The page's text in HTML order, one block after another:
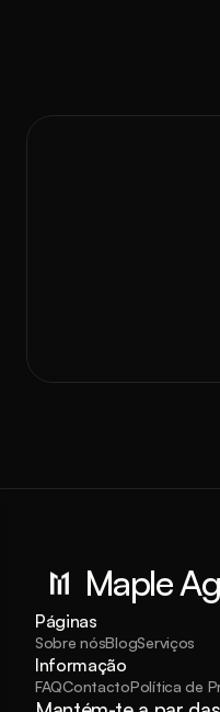
Maple
Páginas
Sobre nósBlogServiços
Informação
FAQContactoPolítica de